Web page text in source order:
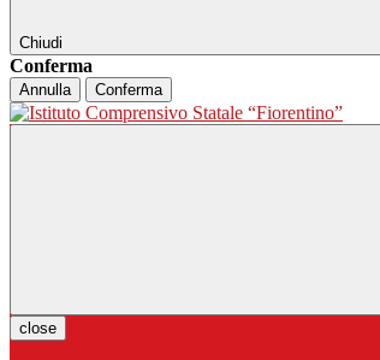
Chiudi
Conferma
Annulla Conferma
close